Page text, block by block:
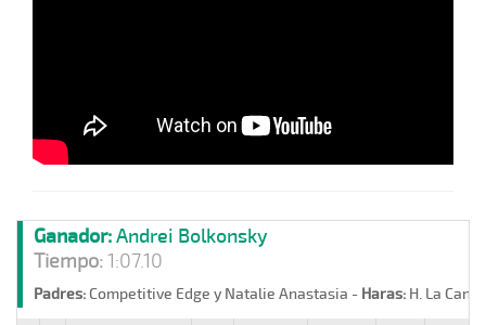
Ganador:Andrei Bolkonsky
Tiempo:1:07.10
Padres:Competitive Edge y Natalie Anastasia - Haras: H. La